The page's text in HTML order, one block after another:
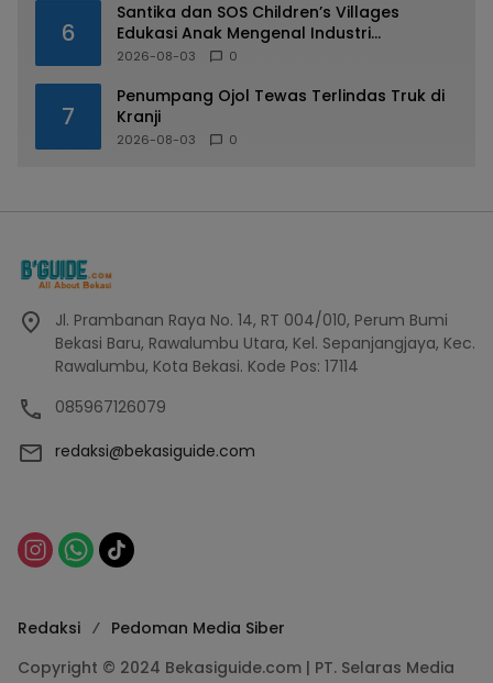
6
Santika dan SOS Children’s Villages
Edukasi Anak Mengenal Industri
Perhotelan
2026-08-03 0
7
Penumpang Ojol Tewas Terlindas Truk di
Kranji
2026-08-03 0
Jl. Prambanan Raya No. 14, RT 004/010, Perum Bumi
Bekasi Baru, Rawalumbu Utara, Kel. Sepanjangjaya, Kec.
Rawalumbu, Kota Bekasi. Kode Pos: 17114
085967126079
redaksi@bekasiguide.com
Redaksi
Pedoman Media Siber
Copyright © 2024 Bekasiguide.com | PT. Selaras Media